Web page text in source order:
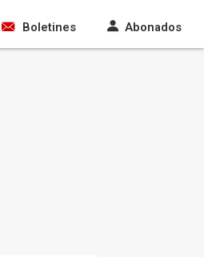
Boletines Abonados